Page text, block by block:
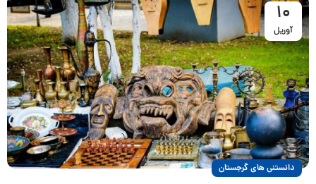
10
آوریل
دانستنی های گرجستان